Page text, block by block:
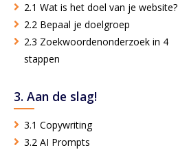
2.1 Wat is het doel van je website?
2.2 Bepaal je doelgroep
2.3 Zoekwoordenonderzoek in 4
stappen
3. Aan de slag!
3.1 Copywriting
3.2 AI Prompts